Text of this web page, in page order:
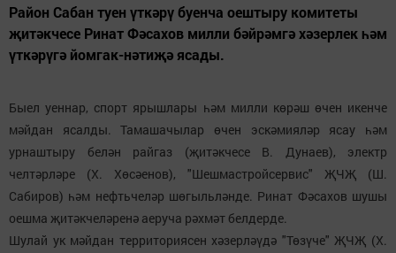
Район Сабан туен үткәрү буенча оештыру комитеты
җитәкчесе Ринат Фәсахов милли бәйрәмгә хәзерлек һәм
үткәрүгә йомгак-нәтиҗә ясады.
Быел уеннар, спорт ярышлары һәм милли көрәш өчен икенче
мәйдан ясалды. Тамашачылар өчен эскәмияләр ясау һәм
урнаштыру белән райгаз (җитәкчесе В. Дунаев), электр
челтәрләре (Х. Хөсәенов), "Шешмастройсервис" ҖЧҖ (Ш.
Сабиров) һәм нефтьчеләр шөгыльләнде. Ринат Фәсахов шушы
оешма җитәкчеләренә аеруча рәхмәт белдерде.
Шулай ук мәйдан территориясен хәзерләүдә "Төзүче" ҖЧҖ (Х.